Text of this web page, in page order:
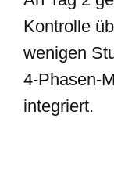
Kontrolle
wenigen
4-Phasen-
integriert.